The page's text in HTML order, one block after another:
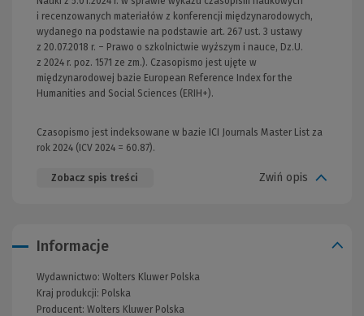
i recenzowanych materiałów z konferencji międzynarodowych,
wydanego na podstawie na podstawie art. 267 ust. 3 ustawy
z 20.07.2018 r. – Prawo o szkolnictwie wyższym i nauce, Dz.U.
z 2024 r. poz. 1571 ze zm.). Czasopismo jest ujęte w
międzynarodowej bazie European Reference Index for the
Humanities and Social Sciences (ERIH+).
Czasopismo jest indeksowane w bazie ICI Journals Master List za
rok 2024 (ICV 2024 = 60.87).
Zobacz spis treści Zwiń opis
Informacje
Wydawnictwo: Wolters Kluwer Polska
Kraj produkcji: Polska
Producent: Wolters Kluwer Polska